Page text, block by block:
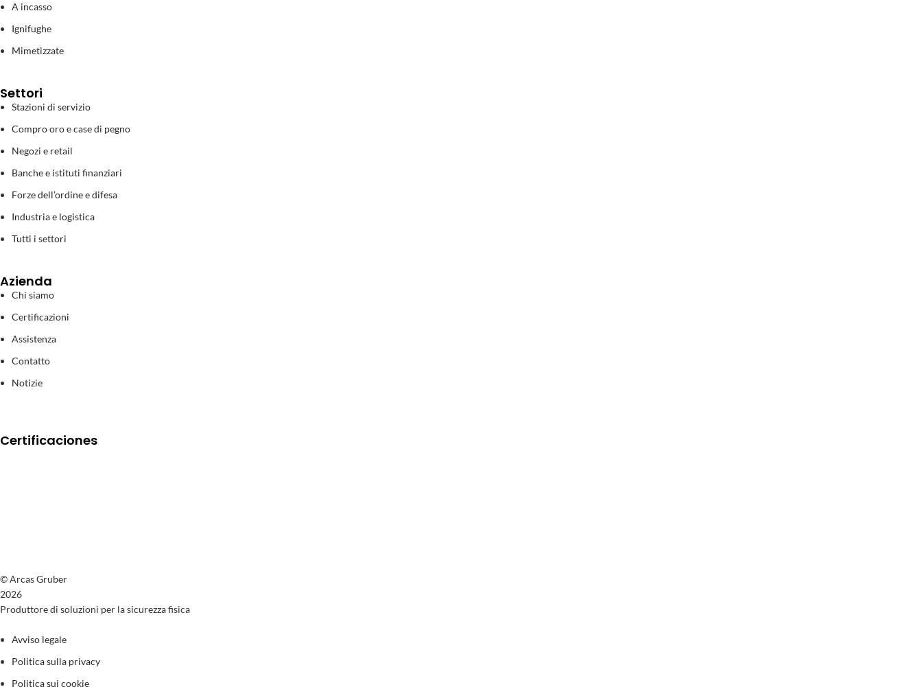
A incasso
Ignifughe
Mimetizzate
Settori
Stazioni di servizio
Compro oro e case di pegno
Negozi e retail
Banche e istituti finanziari
Forze dell’ordine e difesa
Industria e logistica
Tutti i settori
Azienda
Chi siamo
Certificazioni
Assistenza
Contatto
Notizie
Certificaciones
© Arcas Gruber
2026
Produttore di soluzioni per la sicurezza fisica
Avviso legale
Politica sulla privacy
Politica sui cookie